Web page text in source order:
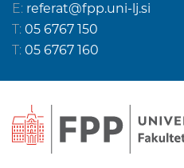
E: referat@fpp.uni-lj.si
T: 05 6767 150
T: 05 6767 160